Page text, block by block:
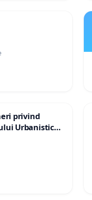
privind
Urbanistic
Ialoveni